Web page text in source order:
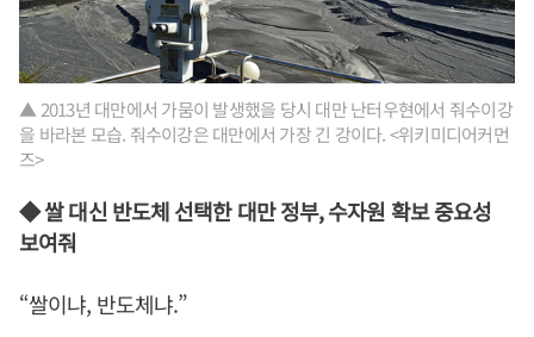
▲ 2013년 대만에서 가뭄이 발생했을 당시 대만 난터우현에서 줘수이강
을 바라본 모습. 줘수이강은 대만에서 가장 긴 강이다. <위키미디어커먼
즈>
◆ 쌀 대신 반도체 선택한 대만 정부, 수자원 확보 중요성
보여줘
“쌀이냐, 반도체냐.”